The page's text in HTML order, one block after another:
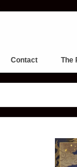
Contact The